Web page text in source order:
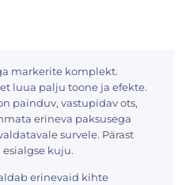
markerite komplekt.
luua palju toone ja efekte.
painduv, vastupidav ots,
erineva paksusega
survele. Pärast
kuju.
erinevaid kihte